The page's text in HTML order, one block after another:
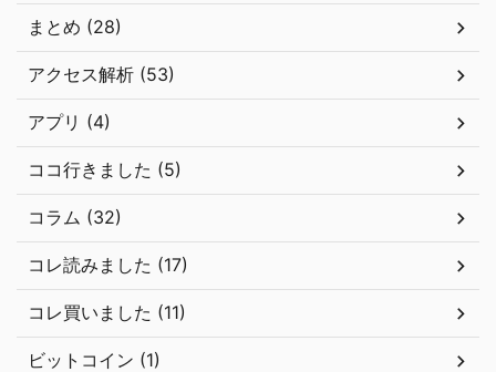
まとめ (28)
アクセス解析 (53)
アプリ (4)
ココ行きました (5)
コラム (32)
コレ読みました (17)
コレ買いました (11)
ビットコイン (1)